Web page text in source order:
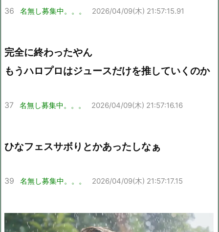
36 名無し募集中。。。 2026/04/09(木) 21:57:15.91
完全に終わったやん
もうハロプロはジュースだけを推していくのか
37 名無し募集中。。。 2026/04/09(木) 21:57:16.16
ひなフェスサボりとかあったしなぁ
39 名無し募集中。。。 2026/04/09(木) 21:57:17.15